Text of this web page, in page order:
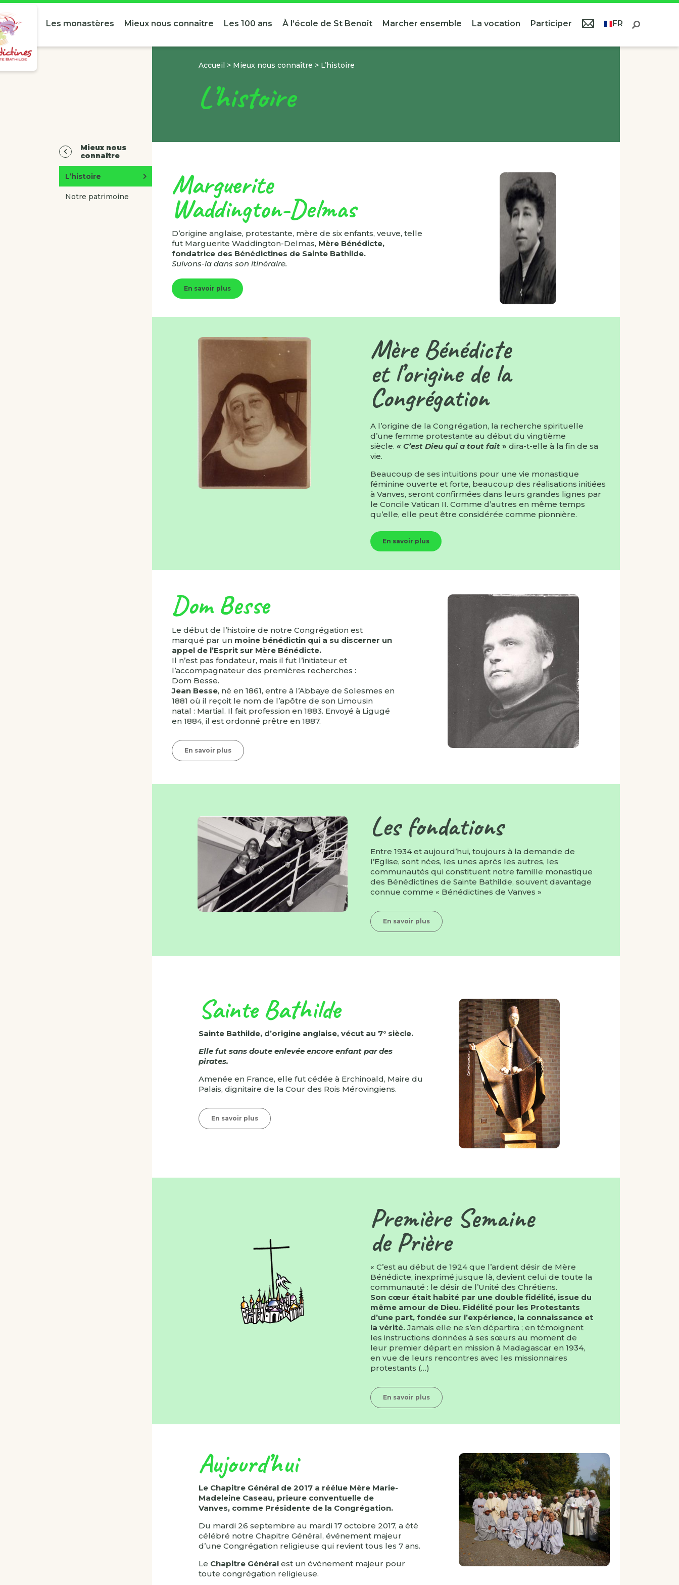
Les monastères Mieux nous connaître Les 100 ans À l’école de St Benoît Marcher ensemble La vocation Participer FR
Mieux nous
connaître
L’histoire
Notre patrimoine
Accueil > Mieux nous connaître > L’histoire
L’histoire
Marguerite
Waddington-Delmas
D’origine anglaise, protestante, mère de six enfants, veuve, telle
fut Marguerite Waddington-Delmas, Mère Bénédicte,
fondatrice des Bénédictines de Sainte Bathilde.
Suivons-la dans son itinéraire.
En savoir plus
Mère Bénédicte
et l’origine de la
Congrégation
A l’origine de la Congrégation, la recherche spirituelle
d’une femme protestante au début du vingtième
siècle. « C’est Dieu qui a tout fait» dira-t-elle à la fin de sa
vie.
Beaucoup de ses intuitions pour une vie monastique
féminine ouverte et forte, beaucoup des réalisations initiées
à Vanves, seront confirmées dans leurs grandes lignes par
le Concile Vatican II. Comme d’autres en même temps
qu’elle, elle peut être considérée comme pionnière.
En savoir plus
Dom Besse
Le début de l’histoire de notre Congrégation est
marqué par un moine bénédictin qui a su discerner un
appel de l’Esprit sur Mère Bénédicte.
Il n’est pas fondateur, mais il fut l’initiateur et
l’accompagnateur des premières recherches :
Dom Besse.
Jean Besse, né en 1861, entre à l’Abbaye de Solesmes en
1881 où il reçoit le nom de l’apôtre de son Limousin
natal : Martial. Il fait profession en 1883. Envoyé à Ligugé
en 1884, il est ordonné prêtre en 1887.
En savoir plus
Les fondations
Entre 1934 et aujourd’hui, toujours à la demande de
l’Eglise, sont nées, les unes après les autres, les
communautés qui constituent notre famille monastique
des Bénédictines de Sainte Bathilde, souvent davantage
connue comme « Bénédictines de Vanves »
En savoir plus
Sainte Bathilde
Sainte Bathilde, d’origine anglaise, vécut au 7° siècle.
Elle fut sans doute enlevée encore enfant par des
pirates.
Amenée en France, elle fut cédée à Erchinoald, Maire du
Palais, dignitaire de la Cour des Rois Mérovingiens.
En savoir plus
Première Semaine
de Prière
« C’est au début de 1924 que l’ardent désir de Mère
Bénédicte, inexprimé jusque là, devient celui de toute la
communauté : le désir de l’Unité des Chrétiens.
Son cœur était habité par une double fidélité, issue du
même amour de Dieu. Fidélité pour les Protestants
d’une part, fondée sur l’expérience, la connaissance et
la vérité.Jamais elle ne s’en départira ; en témoignent
les instructions données à ses sœurs au moment de
leur premier départ en mission à Madagascar en 1934,
en vue de leurs rencontres avec les missionnaires
protestants (…)
En savoir plus
Aujourd’hui
Le Chapitre Général de 2017 a réélue Mère Marie-
Madeleine Caseau, prieure conventuelle de
Vanves, comme Présidente de la Congrégation.
Du mardi 26 septembre au mardi 17 octobre 2017, a été
célébré notre Chapitre Général, événement majeur
d’une Congrégation religieuse qui revient tous les 7 ans.
Le Chapitre Général est un évènement majeur pour
toute congrégation religieuse.